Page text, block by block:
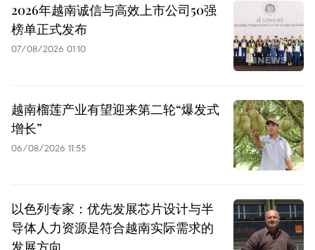
2026年越南诚信与高效上市公司50强
榜单正式发布
07/08/2026 01:10
越南榴莲产业有望迎来第二轮“爆发式
增长”
06/08/2026 11:55
以色列专家：优先发展芯片设计与半
导体人力资源是符合越南实际需求的
发展方向